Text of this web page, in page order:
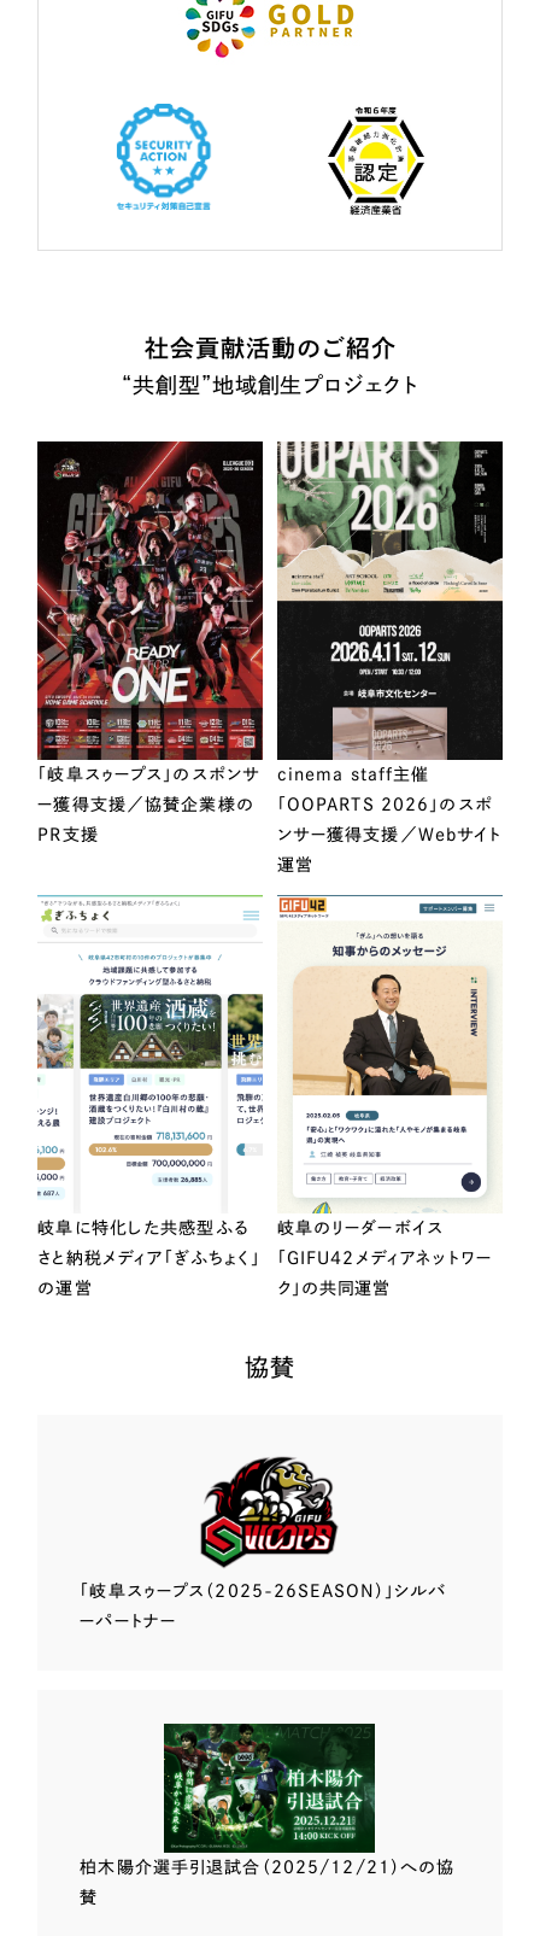
社会貢献活動のご紹介
“共創型”地域創生プロジェクト
「岐阜スゥープス」のスポンサ
ー獲得支援／協賛企業様の
PR支援
cinema staff主催
「OOPARTS 2026」のスポ
ンサー獲得支援／Webサイト
運営
岐阜に特化した共感型ふる
さと納税メディア「ぎふちょく」
の運営
岐阜のリーダーボイス
「GIFU42メディアネットワー
ク」の共同運営
協賛
「岐阜スゥープス （2025-26SEASON）」 シルバ
ーパートナー
柏木陽介選手引退試合（2025/12/21）への協
賛